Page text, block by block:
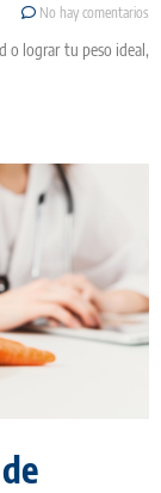
No hay comentarios
o lograr tu peso ideal,